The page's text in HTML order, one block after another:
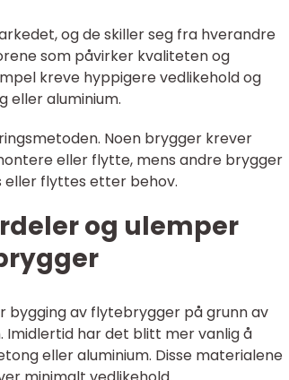
og de skiller seg fra hverandre
som påvirker kvaliteten og
kreve hyppigere vedlikehold og
eller aluminium.
Noen brygger krever
eller flytte, mens andre brygger
eller flyttes etter behov.
og ulemper
av flytebrygger på grunn av
Imidlertid har det blitt mer vanlig å
eller aluminium. Disse materialene